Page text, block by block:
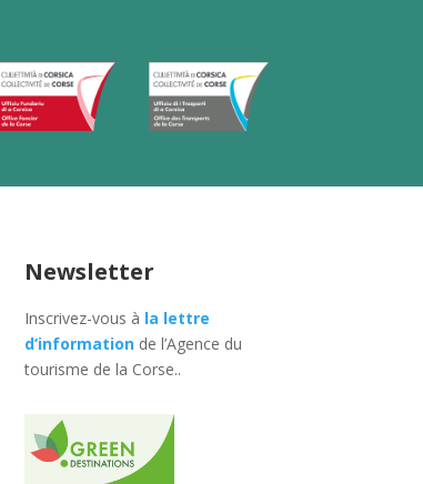
Newsletter
Inscrivez-vous à la lettre
d’information de l’Agence du
tourisme de la Corse..